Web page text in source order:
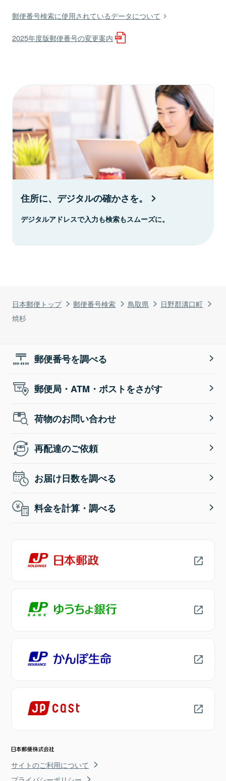
日本郵便トップ 郵便番号検索 鳥取県
日野郡溝口町
焼杉
郵便番号検索に使用されているデータについて
2025年度版郵便番号の変更案内
住所に、デジタルの確かさを。
デジタルアドレスで入力も検索もスムーズに。
郵便番号を調べる
郵便局・ATM・ポストをさがす
荷物のお問い合わせ
再配達のご依頼
お届け日数を調べる
料金を計算・調べる
サイトのご利用について